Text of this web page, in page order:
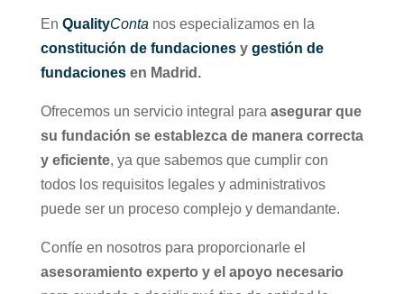
En QualityConta nos especializamos en la
constitución de fundacionesy gestión de
fundacionesen Madrid.
Ofrecemos un servicio integral para asegurar que
su fundación se establezca de manera correcta
y eficiente, ya que sabemos que cumplir con
todos los requisitos legales y administrativos
puede ser un proceso complejo y demandante.
Confíe en nosotros para proporcionarle el
asesoramiento experto y el apoyo necesario